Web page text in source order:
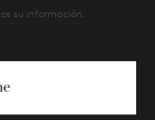
su información.